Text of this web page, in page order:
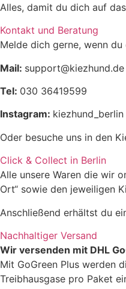
Alles, damit du dich auf
Kontakt und Beratung
Melde dich gerne, wenn
Mail: support@kiezhund.de
Tel: 030 36419599
Instagram:
Oder besuche uns in den
Click & Collect in Berlin
Alle unsere Waren die wir
Ort“ sowie den jeweiligen
Anschließend erhältst du
Nachhaltiger Versand
Wir versenden mit DHL
Mit GoGreen Plus werden
Treibhausgase pro Paket